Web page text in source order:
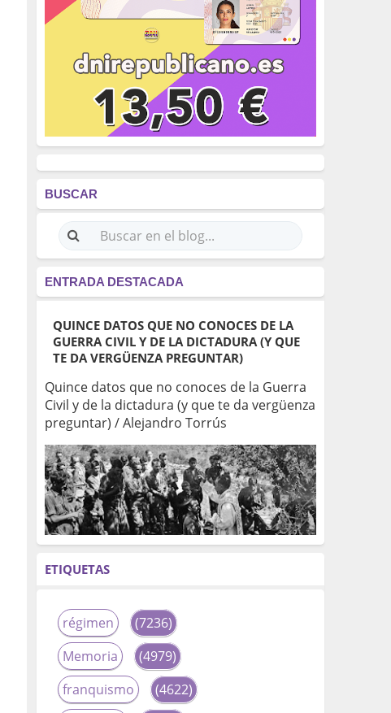
BUSCAR
ENTRADA DESTACADA
QUINCE DATOS QUE NO CONOCES DE LA
GUERRA CIVIL Y DE LA DICTADURA (Y QUE
TE DA VERGÜENZA PREGUNTAR)
Quince datos que no conoces de la Guerra
Civil y de la dictadura (y que te da vergüenza
preguntar) / Alejandro Torrús
ETIQUETAS
régimen
(7236)
Memoria
(4979)
franquismo
(4622)